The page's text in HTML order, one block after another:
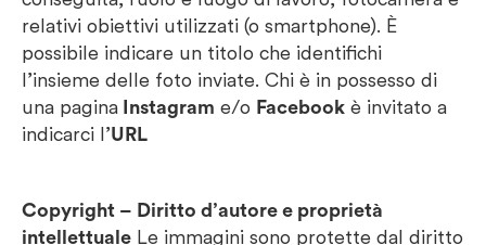
relativi obiettivi utilizzati (o smartphone). È
possibile indicare un titolo che identifichi
l’insieme delle foto inviate. Chi è in possesso di
una pagina Instagram e/o Facebook è invitato a
indicarci l’URL
Copyright – Diritto d’autore e proprietà
intellettuale Le immagini sono protette dal diritto